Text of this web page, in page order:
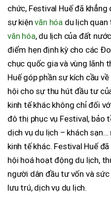
chức, Festival Huế đã
sự kiệnvăn hóa du lịch
văn hóa, du lịch của đất
điểm hẹn định kỳ cho các
chục quốc gia và vùng lãnh
Huế góp phần sự kích cầu
hội cho sự thu hút đầu tư
kinh tế khác không chỉ đối
đô thị phục vụ Festival, bảo
dịch vụ du lịch – khách
kinh tế khác. Festival Huế
hội hoá hoạt động du lịch,
người dân đầu tư vốn và
lưu trú, dịch vụ du lịch.